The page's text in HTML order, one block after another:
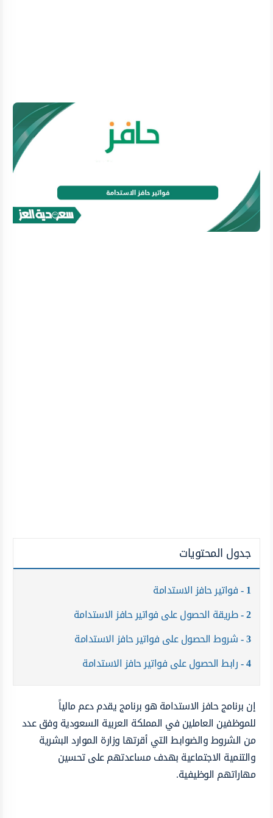
جدول المحتويات
1 فواتير حافز الاستدامة
2 طريقة الحصول على فواتير حافز الاستدامة
3 شروط الحصول على فواتير حافز الاستدامة
4 رابط الحصول على فواتير حافز الاستدامة
إن برنامج حافز الاستدامة هو برنامج يقدم دعم مالياً
للموظفين العاملين في المملكة العربية السعودية وفق عدد
من الشروط والضوابط التي أقرتها وزارة الموارد البشرية
والتنمية الاجتماعية بهدف مساعدتهم على تحسين
مهاراتهم الوظيفية.